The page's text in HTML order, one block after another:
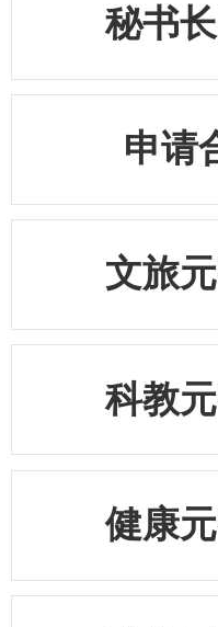
秘书
申请
文旅
科教
健康